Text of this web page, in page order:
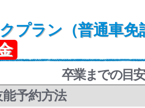
プラン（普通車免
卒業までの目
予約方法